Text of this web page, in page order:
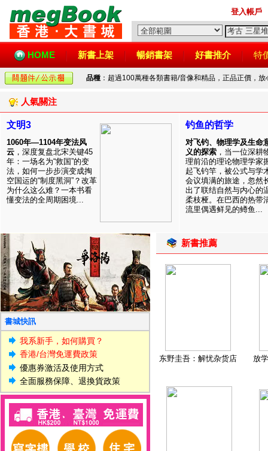
登入帳戶
HOME 新書上架 暢銷書架 好書推介 特
品種 ：超過100萬種各類書籍/音像和精品，正品正價，
人氣關注
文明3
1060年—1104年变法风
云 ，深度复盘北宋关键45
年：一场名为“救国”的变
法，如何一步步演变成掏
空国运的“制度黑洞”？改革
为什么这么难？一本书看
懂变法的全周期困境...
钓鱼的哲学
对飞钓、物理学及生命
义的探索 ，当一位深耕
理前沿的理论物理学家
起飞钓竿，被公式与学
会议填满的旅途，忽然
出了联结自然与内心的
柔枝桠。在巴西的热带
流里偶遇鲜见的鳟鱼...
書城快訊
我系新手，如何購買？
香港/台灣免運費政策
優惠券激活及使用方式
全面服務保障、退換貨政策
新書推薦
东野圭吾：解忧杂货店 放